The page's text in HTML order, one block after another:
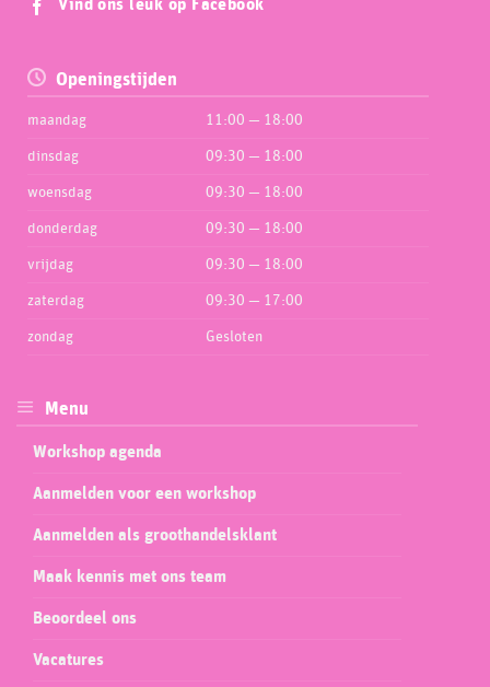
Vind ons leuk op Facebook
Openingstijden
maandag 11:00 — 18:00
dinsdag 09:30 — 18:00
woensdag 09:30 — 18:00
donderdag 09:30 — 18:00
vrijdag 09:30 — 18:00
zaterdag 09:30 — 17:00
zondag Gesloten
Menu
Workshop agenda
Aanmelden voor een workshop
Aanmelden als groothandelsklant
Maak kennis met ons team
Beoordeel ons
Vacatures